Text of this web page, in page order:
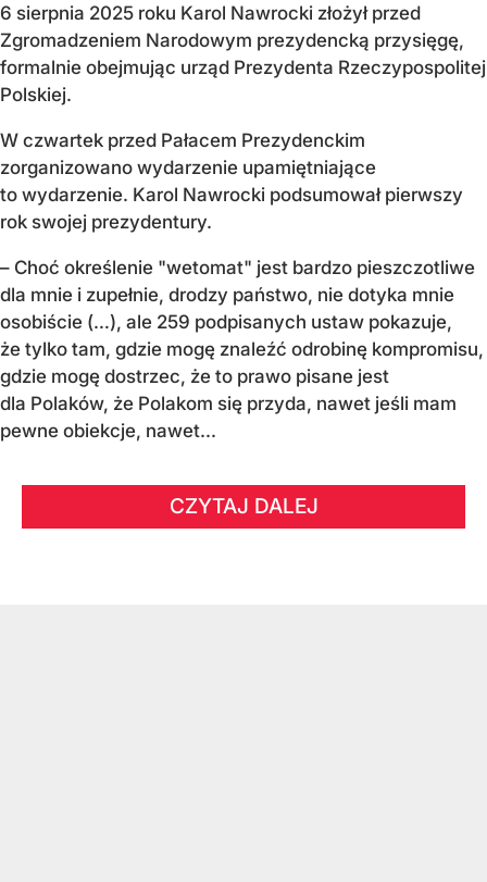
6 sierpnia 2025 roku Karol Nawrocki złożył przed
Zgromadzeniem Narodowym prezydencką przysięgę,
formalnie obejmując urząd Prezydenta Rzeczypospolitej
Polskiej.
W czwartek przed Pałacem Prezydenckim
zorganizowano wydarzenie upamiętniające
to wydarzenie. Karol Nawrocki podsumował pierwszy
rok swojej prezydentury.
– Choć określenie "wetomat" jest bardzo pieszczotliwe
dla mnie i zupełnie, drodzy państwo, nie dotyka mnie
osobiście (…), ale 259 podpisanych ustaw pokazuje,
że tylko tam, gdzie mogę znaleźć odrobinę kompromisu,
gdzie mogę dostrzec, że to prawo pisane jest
dla Polaków, że Polakom się przyda, nawet jeśli mam
pewne obiekcje, nawet...
CZYTAJ DALEJ